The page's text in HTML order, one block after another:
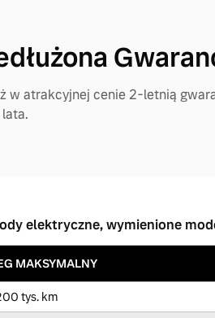
w atrakcyjnej cenie 2-letnią
elektryczne, wymienione
MAKSYMALNY
tys. km